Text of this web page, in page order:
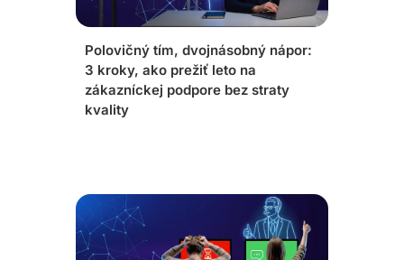
Polovičný tím, dvojnásobný nápor:
3 kroky, ako prežiť leto na
zákazníckej podpore bez straty
kvality